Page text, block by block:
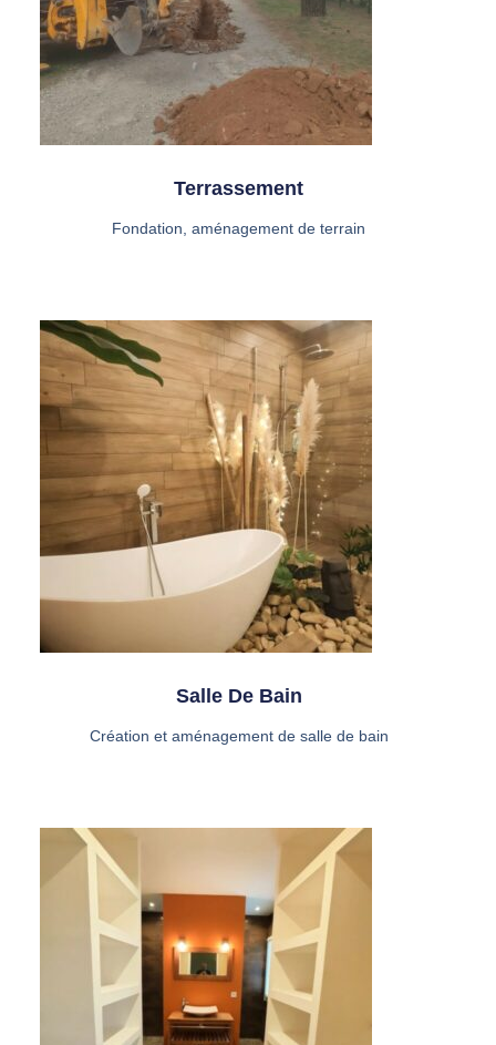
Terrassement
Fondation, aménagement de terrain
Salle De Bain
Création et aménagement de salle de bain